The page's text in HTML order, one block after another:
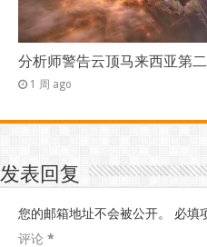
分析师警告云顶马来西亚第
1 周 ago
发表回复
您的邮箱地址不会被公开。 必填
评论 *